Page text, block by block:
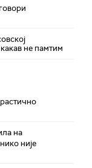
не памтим
на
није